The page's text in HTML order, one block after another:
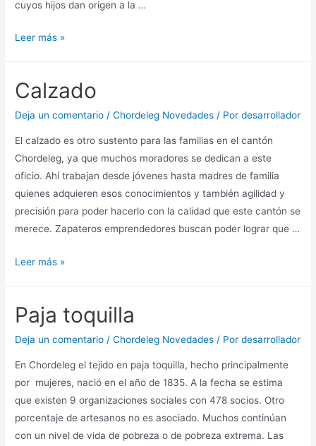
cuyos hijos dan origen a la …
Leer más »
Calzado
Deja un comentario /Chordeleg Novedades / Pordesarrollador
El calzado es otro sustento para las familias en el cantón
Chordeleg, ya que muchos moradores se dedican a este
oficio. Ahí trabajan desde jóvenes hasta madres de familia
quienes adquieren esos conocimientos y también agilidad y
precisión para poder hacerlo con la calidad que este cantón se
merece. Zapateros emprendedores buscan poder lograr que …
Leer más »
Paja toquilla
Deja un comentario /Chordeleg Novedades / Pordesarrollador
En Chordeleg el tejido en paja toquilla, hecho principalmente
por mujeres, nació en el año de 1835. A la fecha se estima
que existen 9 organizaciones sociales con 478 socios. Otro
porcentaje de artesanos no es asociado. Muchos continúan
con un nivel de vida de pobreza o de pobreza extrema. Las